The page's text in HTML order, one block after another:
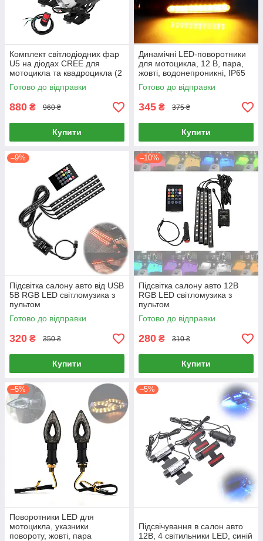
Комплект світлодіодних фар
U5 на діодах CREE для
мотоцикла та квадроцикла (2
шт, 12–80 В, 3000 лм, з
кнопкою)
Готово до відправки
880 ₴ 960 ₴
Купити
Динамічні LED-поворотники
для мотоцикла, 12 В, пара,
жовті, водонепроникні, IP65
Готово до відправки
345 ₴ 375 ₴
Купити
–9%
Підсвітка салону авто від USB
5В RGB LED світломузика з
пультом
Готово до відправки
320 ₴ 350 ₴
Купити
–10%
Підсвітка салону авто 12В
RGB LED світломузика з
пультом
Готово до відправки
280 ₴ 310 ₴
Купити
–5%
Поворотники LED для
мотоцикла, указники
повороту, жовті, пара
–5%
Підсвічування в салон авто
12В, 4 світильники LED, синій